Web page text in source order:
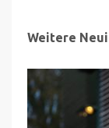
Weitere